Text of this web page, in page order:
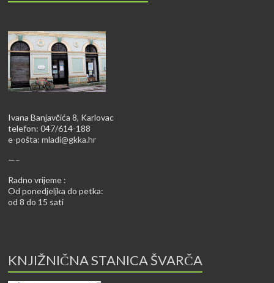
Ivana Banjavčića 8, Karlovac
telefon: 047/614-188
e-pošta:mladi@gkka.hr
—–
Radno vrijeme :
Od ponedjeljka do petka:
od 8 do 15 sati
KNJIŽNIČNA STANICA ŠVARČA